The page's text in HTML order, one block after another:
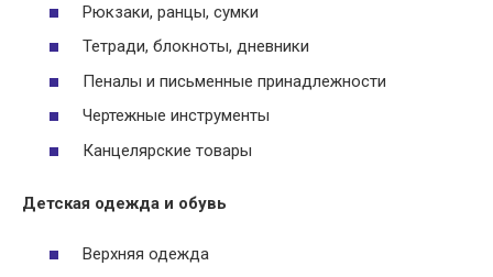
Рюкзаки, ранцы, сумки
Тетради, блокноты, дневники
Пеналы и письменные принадлежности
Чертежные инструменты
Канцелярские товары
Детская одежда и обувь
Верхняя одежда